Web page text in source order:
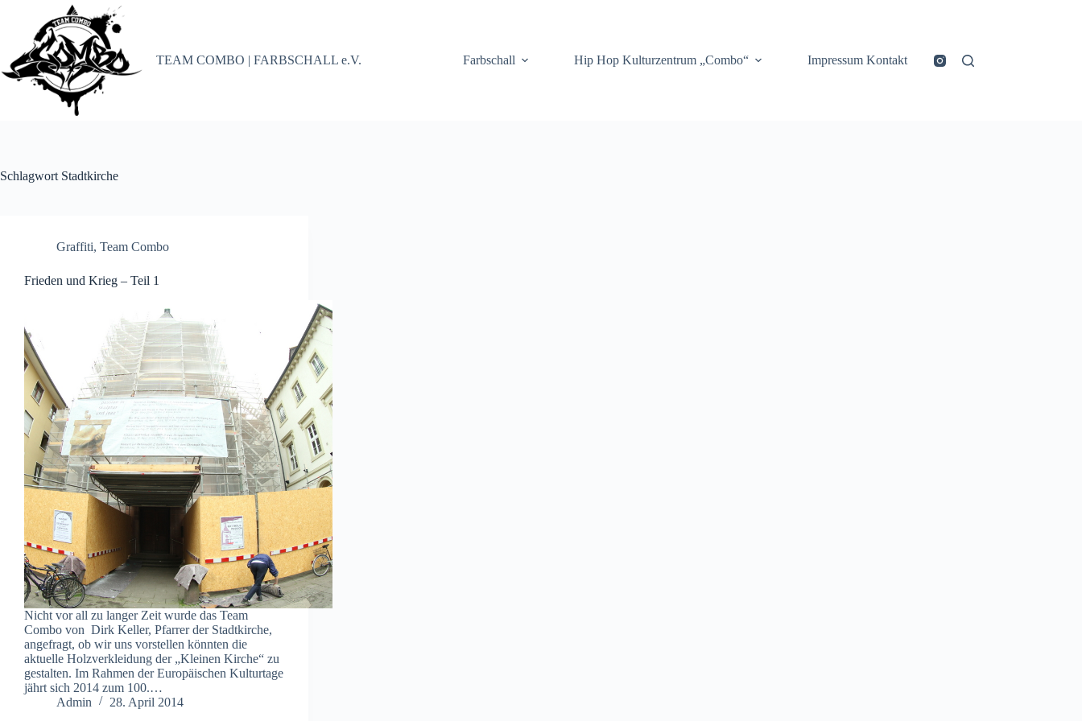
springen
TEAM COMBO | FARBSCHALL e.V.
Farbschall Hip Hop Kulturzentrum „Combo“ Impressum Kontakt
Schlagwort Stadtkirche
Graffiti, Team Combo
Frieden und Krieg – Teil 1
Nicht vor all zu langer Zeit wurde das Team
Combo von Dirk Keller, Pfarrer der Stadtkirche,
angefragt, ob wir uns vorstellen könnten die
aktuelle Holzverkleidung der „Kleinen Kirche“ zu
gestalten. Im Rahmen der Europäischen Kulturtage
jährt sich 2014 zum 100.…
Admin
28. April 2014